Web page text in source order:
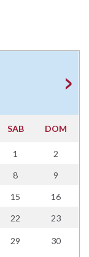
SAB DOM
1 2
8 9
15 16
22 23
29 30